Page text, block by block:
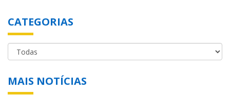
CATEGORIAS
MAIS NOTÍCIAS